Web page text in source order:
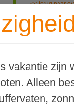
vakantie zijn
Alleen
<<terug naar
Elektrische